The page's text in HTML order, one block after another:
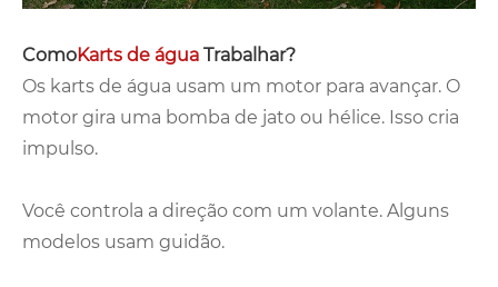
ComoKarts de água Trabalhar?
Os karts de água usam um motor para avançar. O
motor gira uma bomba de jato ou hélice. Isso cria
impulso.
Você controla a direção com um volante. Alguns
modelos usam guidão.